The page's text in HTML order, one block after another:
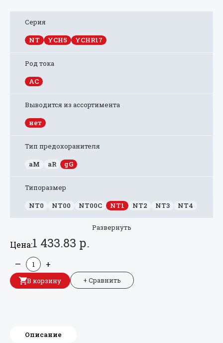
Развернуть
Серия
NT
YCH5 YCHR17
Род тока
AC
Выводится из ассортимента
нет
Тип предохоранителя
aM
aR gG
Типоразмер
NT0
NT00 NT00C NT1 NT2 NT3 NT4
Цена:1 433.83 р.
— +
В корзину + Сравнить
Описание